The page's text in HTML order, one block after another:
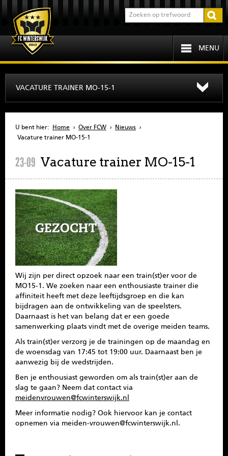
MENU
OVER FCW
INFORMATIE
SENIOREN
SPONSOREN
CONTACT
MENU
VACATURE TRAINER MO-15-1
U bent hier: Home › Over FCW › Nieuws ›
Vacature trainer MO-15-1
23-09 Vacature trainer MO-15-1
Wij zijn per direct opzoek naar een train(st)er voor de
MO15-1. We zoeken naar een enthousiaste trainer die
affiniteit heeft met deze leeftijdsgroep en die kan
bijdragen aan de ontwikkeling van de speelsters.
Daarnaast is het van belang dat er een goede
samenwerking plaats vindt met de overige meiden teams.
Als train(st)er verzorg je de trainingen op de maandag en
de woensdag van 17:45 tot 19:00 uur. Daarnaast ben je
aanwezig bij de wedstrijden.
Ben je enthousiast geworden om als train(st)er aan de
slag te gaan? Neem dat contact via
meidenvrouwen@fcwinterswijk.nl
Meer informatie nodig? Ook hiervoor kan je contact
opnemen via meiden-vrouwen@fcwinterswijk.nl.